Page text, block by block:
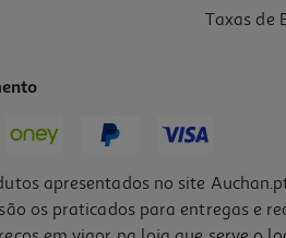
Taxas de
apresentados no site
os praticados para entregas e